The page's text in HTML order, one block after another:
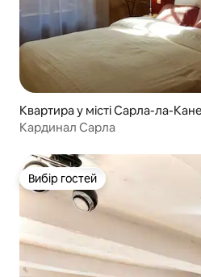
Квартира у місті Сарла-ла-
Кардинал Сарла
Вибір гостей
Вибір гостей